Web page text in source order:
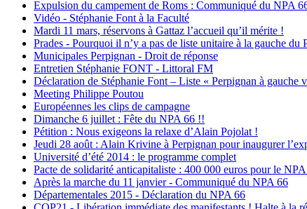
Expulsion du campement de Roms : Communiqué du NPA
Vidéo - Stéphanie Font à la Faculté
Mardi 11 mars, réservons à Gattaz l’accueil qu’il mérite !
Prades - Pourquoi il n’y a pas de liste unitaire à la gauche du
Municipales Perpignan - Droit de réponse
Entretien Stéphanie FONT - Littoral FM
Déclaration de Stéphanie Font – Liste « Perpignan à gauche
Meeting Philippe Poutou
Européennes les clips de campagne
Dimanche 6 juillet : Fête du NPA 66 !!
Pétition : Nous exigeons la relaxe d’Alain Pojolat !
Jeudi 28 août : Alain Krivine à Perpignan pour inaugurer
Université d’été 2014 : le programme complet
Pacte de solidarité anticapitaliste : 400 000 euros pour le
Après la marche du 11 janvier - Communiqué du NPA 66
Départementales 2015 - Déclaration du NPA 66